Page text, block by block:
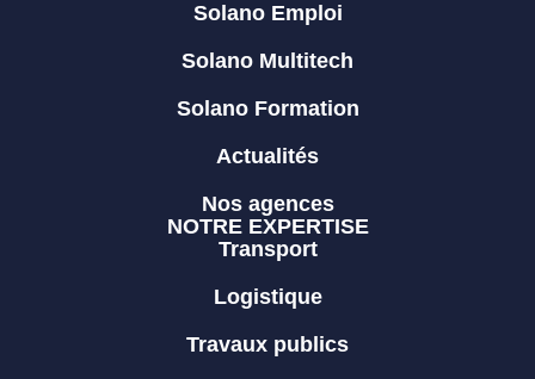
Solano Emploi
Solano Multitech
Solano Formation
Actualités
Nos agences
NOTRE EXPERTISE
Transport
Logistique
Travaux publics